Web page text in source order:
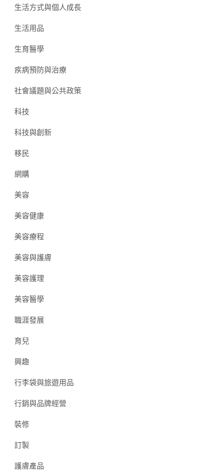
生活方式與個人成長
生活用品
生育醫學
疾病預防與治療
社會議題與公共政策
科技
科技與創新
移民
網購
美容
美容健康
美容療程
美容與護膚
美容護理
美容醫學
職涯發展
育兒
興趣
行李袋與旅遊用品
行銷與品牌經營
裝修
訂製
護膚產品